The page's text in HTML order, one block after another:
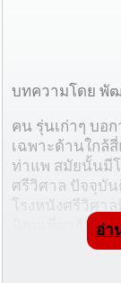
บทความโดย พั
คน รุ่นเก่าๆ บอ
เฉพาะด้านใกล้
ท่าแพ สมัยนั้นมีโ
ศรีวิศาล ปัจจุบั
โรงหนังศรีวิศา
นิยมเที่ยวกันมา
อ่า